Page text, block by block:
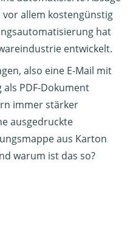
vor allem kostengünstig
hat
entwickelt.
also eine E-Mail mit
PDF-Dokument
immer stärker
ausgedruckte
aus Karton
warum ist das so?